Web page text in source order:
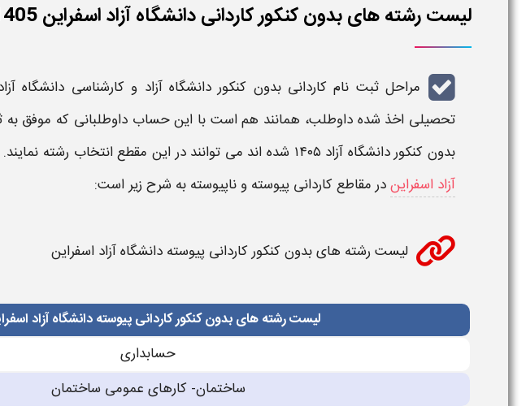
لیست رشته های بدون کنکور کاردانی دانشگاه آزاد اسفراین 1405
مراحلثبت نام کاردانی بدون کنکور دانشگاه آزاد و کارشناسی دانشگاه
تحصیلی اخذ شده داوطلب، همانند هم است با این حساب داوطلبانی که موفق به
بدون کنکور دانشگاه آزاد ۱۴۰۵
شده اند می توانند در این مقطع انتخاب رشته نمایند.
آزاد اسفرایندر مقاطع کاردانی پیوسته و ناپیوسته به شرح زیر است:
لیست رشته های بدون کنکور کاردانی پیوسته دانشگاه آزاد اسفراین
لیست رشته های بدون کنکور کاردانی پیوسته دانشگاه آزاد
حسابدارى
ساختمان- کارهاى عمومی ساختمان